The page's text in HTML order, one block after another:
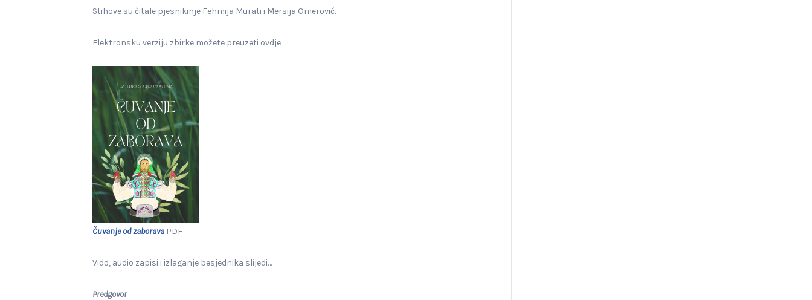
Stihove su čitale pjesnikinje Fehmija Murati i Mersija Omerović.
Elektronsku verziju zbirke možete preuzeti ovdje:
Čuvanjeod zaborava PDF
Vido, audio zapisi i izlaganje besjednika slijedi…
Predgovor